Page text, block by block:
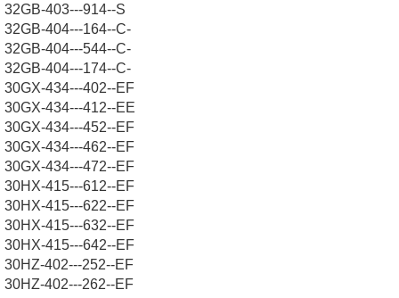
32GB-403---914--S
32GB-404---164--C-
32GB-404---544--C-
32GB-404---174--C-
30GX-434---402--EF
30GX-434---412--EE
30GX-434---452--EF
30GX-434---462--EF
30GX-434---472--EF
30HX-415---612--EF
30HX-415---622--EF
30HX-415---632--EF
30HX-415---642--EF
30HZ-402---252--EF
30HZ-402---262--EF